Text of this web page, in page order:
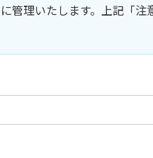
管理いたします。上記「注